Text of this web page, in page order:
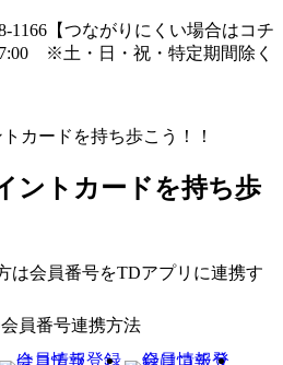
1166 【つながりにくい場合はコチ
※土・日・祝・特定期間除く
カードを持ち歩こう！！
ントカードを持ち歩